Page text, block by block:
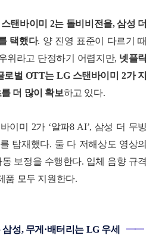
탠바이미 2는 돌비비전을, 삼성 더
택했다. 양 진영 표준이 다르기 때
위라고 단정하기 어렵지만, 넷플릭
로벌 OTT는 LG 스탠바이미 2가 지
더 많이 확보하고 있다.
이미 2가 ‘알파8 AI’, 삼성 더 무빙
탑재했다. 둘 다 저해상도 영상의
보정을 수행한다. 입체 음향 규격
품 모두 지원한다.
성, 무게·배터리는 LG 우세 ━━